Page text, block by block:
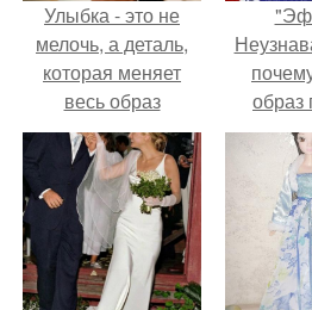
Улыбка - это не
мелочь, а деталь,
которая меняет
весь образ
человека.
образ